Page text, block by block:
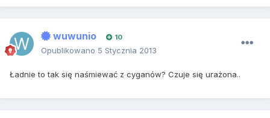
wuwunio 10
Opublikowano 5 Stycznia 2013
Ładnie to tak się naśmiewać z cyganów? Czuje się urażona..